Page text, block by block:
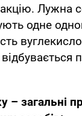
Лужна
одне
– загальні